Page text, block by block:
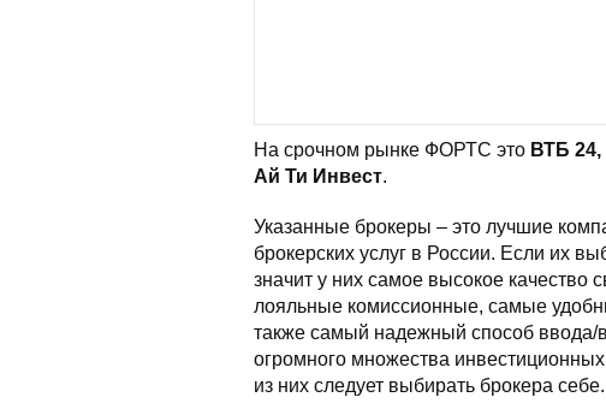
На срочном рынке ФОРТС это ВТБ
Ай Ти Инвест.
Указанные брокеры – это лучшие
брокерских услуг в России. Если их
значит у них самое высокое
лояльные комиссионные, самые
также самый надежный способ
огромного множества
из них следует выбирать брокера себе.